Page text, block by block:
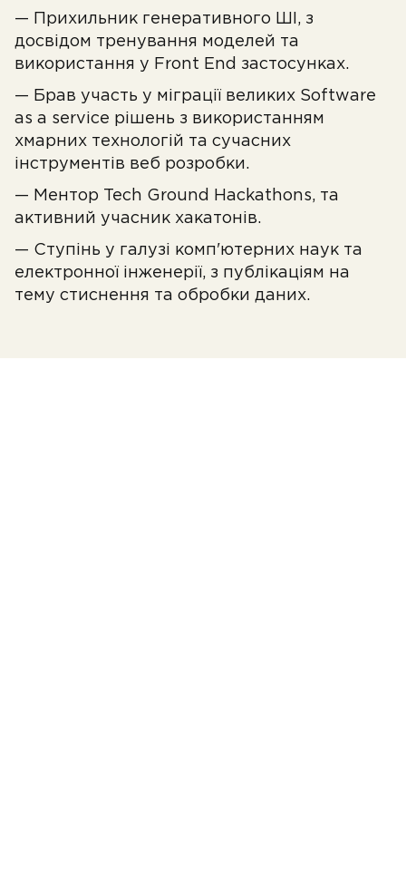
— Прихильник генеративного ШІ, з
досвідом тренування моделей та
використання у Front End застосунках.
— Брав участь у міграції великих Software
as a service рішень з використанням
хмарних технологій та сучасних
інструментів веб розробки.
— Ментор Tech Ground Hackathons, та
активний учасник хакатонів.
— Ступінь у галузі комп'ютерних наук та
електронної інженерії, з публікаціям на
тему стиснення та обробки даних.